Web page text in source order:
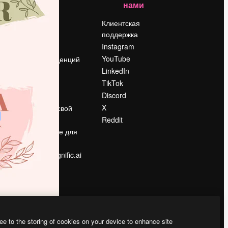
Цены
О нас
Поиск тенденций
Slidesgo
Продайте свой
контент
Помещение для
прессы
Ищете magnific.ai
нами
Клиентская
поддержка
Instagram
YouTube
LinkedIn
TikTok
Discord
X
Reddit
to the storing of cookies on your device to enhance site